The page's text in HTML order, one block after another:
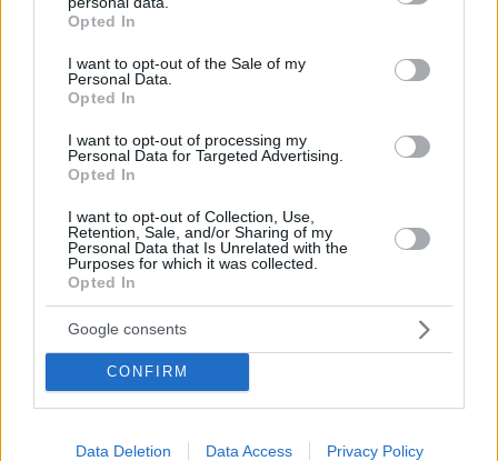
grant or deny consent to Google and its third-party tags to
use your data for below specified purposes in below Google
consent section.
Opted In
I want to opt-out of the Sale of my
Personal Data.
Opted In
I want to opt-out of processing my
Personal Data for Targeted Advertising.
Opted In
I want to opt-out of Collection, Use,
Retention, Sale, and/or Sharing of my
Personal Data that Is Unrelated with the
Purposes for which it was collected.
Opted In
Google consents
CONFIRM
Data Deletion Data Access Privacy Policy
26.04.2022, 23:54
Φυσική αντιστάθμιση της ατιμωρησίας..........
ΑΠΑΝΤΗΣΗ
αντι να πάει το ΣΔΟΕ
26.04.2022, 22:54
νόμιμα) καθόμαστε και διαβάζουμε την αγιογραφία
ενός κοινού εγκληματία...
ΑΠΑΝΤΗΣΗ
Kagelarios
ΠΘ μακάρι να είχες ασχοληθεί με τον θάνατο